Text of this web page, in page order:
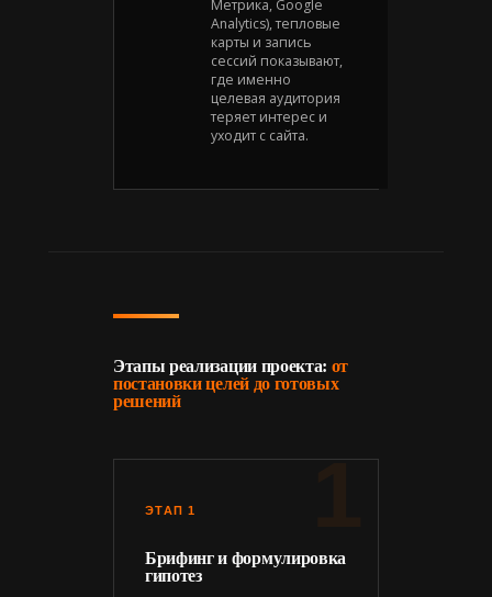
Метрика, Google
Analytics), тепловые
карты и запись
сессий показывают,
где именно
целевая аудитория
теряет интерес и
уходит с сайта.
Этапы реализации проекта: от
постановки целей до готовых
решений
1
ЭТАП 1
Брифинг и формулировка
гипотез